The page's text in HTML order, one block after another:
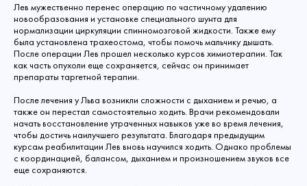
Лев мужественно перенес операцию по частичному удалению
новообразования и установке специального шунта для
нормализации циркуляции спинномозговой жидкости. Также ему
была установлена трахеостома, чтобы помочь мальчику дышать.
После операции Лев прошел несколько курсов химиотерапии. Так
как часть опухоли еще сохраняется, сейчас он принимает
препараты таргетной терапии.
После лечения у Льва возникли сложности с дыханием и речью, а
также он перестал самостоятельно ходить. Врачи рекомендовали
начать восстановление утраченных навыков уже во время лечения,
чтобы достичь наилучшего результата. Благодаря предыдущим
курсам реабилитации Лев вновь научился ходить. Однако проблемы
с координацией, балансом, дыханием и произношением звуков все
еще сохраняются.